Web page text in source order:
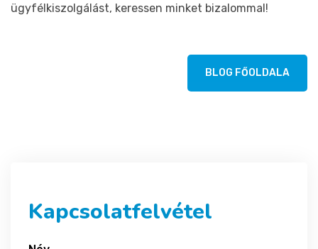
ügyfélkiszolgálást, keressen minket bizalommal!
BLOG FŐOLDALA
Kapcsolatfelvétel